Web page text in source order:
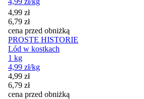
Cena promocyjna
4,99 zł
6,79 zł
cena przed obniżką
PROSTE HISTORIE
Lód w kostkach
1 kg
4,99 zł/kg
Cena promocyjna
4,99 zł
6,79 zł
cena przed obniżką